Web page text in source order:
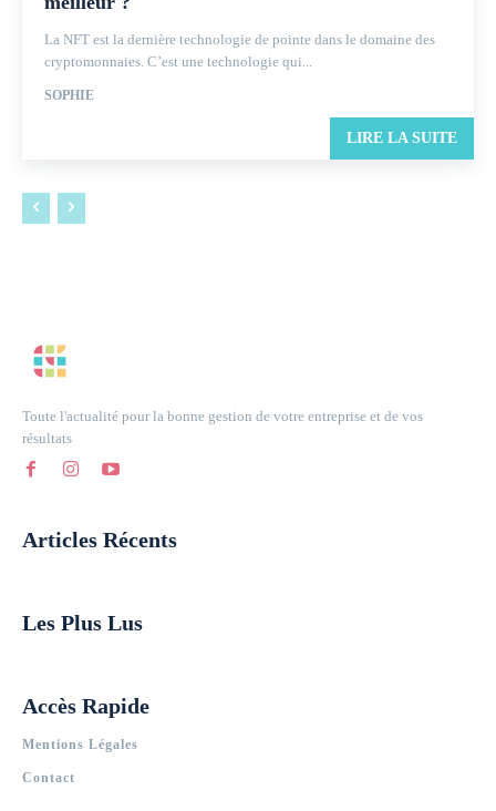
La NFT est la dernière technologie de pointe dans le domaine des
cryptomonnaies. C’est une technologie qui...
SOPHIE
LIRE LA SUITE
Toute l'actualité pour la bonne gestion de votre entreprise et de vos
résultats
Articles Récents
Les Plus Lus
Accès Rapide
Mentions Légales
Contact